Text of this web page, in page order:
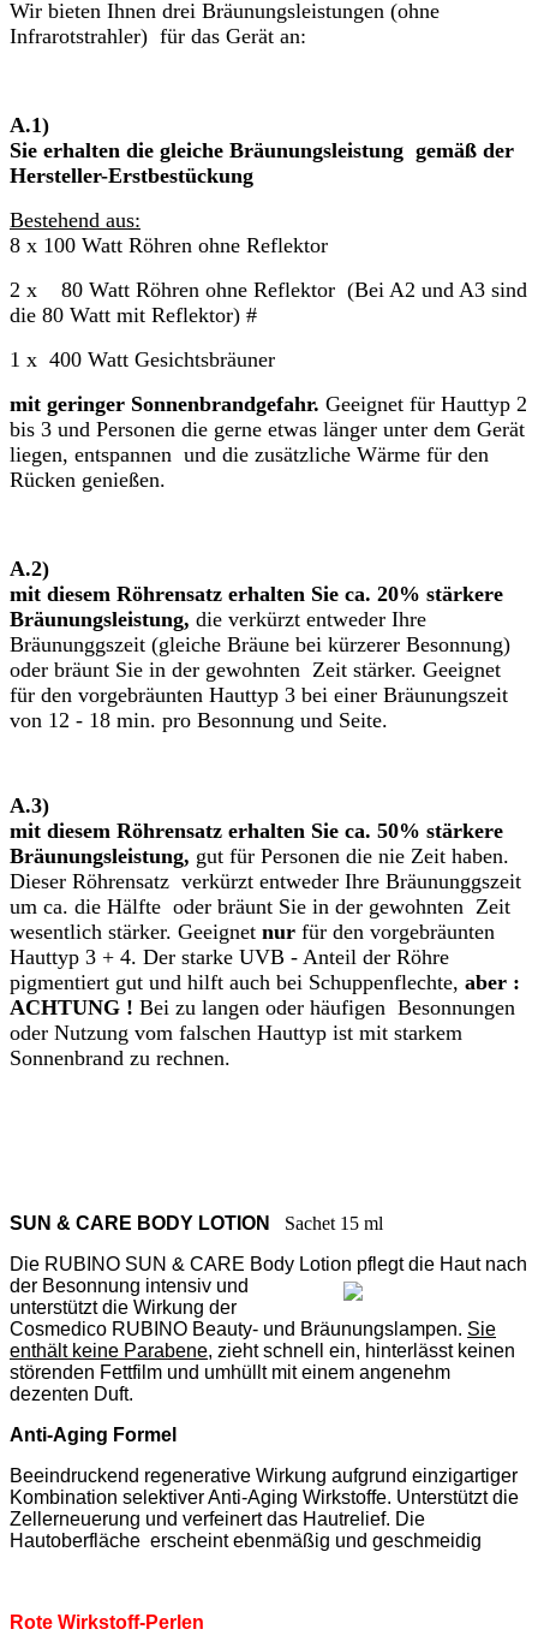
Wir bieten Ihnen drei Bräunungsleistungen (ohne
Infrarotstrahler) für das Gerät an:
Sie erhalten die gleiche Bräunungsleistung gemäß der
Hersteller-Erstbestückung
Bestehend aus:
8 x 100 Watt Röhren ohne Reflektor
2 x 80 Watt Röhren ohne Reflektor (Bei A2 und A3 sind
die 80 Watt mit Reflektor) #
1 x 400 Watt Gesichtsbräuner
mit geringer Sonnenbrandgefahr. Geeignet für Hauttyp 2
bis 3 und Personen die gerne etwas länger unter dem Gerät
liegen, entspannen und die zusätzliche Wärme für den
Rücken genießen.
A.2)
mit diesem Röhrensatz erhalten Sie ca. 20% stärkere
Bräunungsleistung, die verkürzt entweder Ihre
Bräununggszeit (gleiche Bräune bei kürzerer Besonnung)
oder bräunt Sie in der gewohnten Zeit stärker. Geeignet
für den vorgebräunten Hauttyp 3 bei einer Bräunungszeit
von 12 - 18 min. pro Besonnung und Seite.
A.3)
mit diesem Röhrensatz erhalten Sie ca. 50% stärkere
Bräunungsleistung, gut für Personen die nie Zeit haben.
Dieser Röhrensatz verkürzt entweder Ihre Bräununggszeit
um ca. die Hälfte oder bräunt Sie in der gewohnten Zeit
wesentlich stärker. Geeignet nur für den vorgebräunten
Hauttyp 3 + 4. Der starke UVB - Anteil der Röhre
pigmentiert gut und hilft auch bei Schuppenflechte, aber :
ACHTUNG ! Bei zu langen oder häufigen Besonnungen
oder Nutzung vom falschen Hauttyp ist mit starkem
Sonnenbrand zu rechnen.
SUN & CARE BODY LOTION
Sachet 15 ml
Die RUBINO SUN & CARE Body Lotion pflegt die Haut nach
der Besonnung intensiv und
unterstützt die Wirkung der
Cosmedico RUBINO Beauty- und Bräunungslampen. Sie
enthält keine Parabene, zieht schnell ein, hinterlässt keinen
störenden Fettfilm und umhüllt mit einem angenehm
dezenten Duft.
Anti-Aging Formel
Beeindruckend regenerative Wirkung aufgrund einzigartiger
Kombination selektiver Anti-Aging Wirkstoffe. Unterstützt die
Zellerneuerung und verfeinert das Hautrelief. Die
Hautoberfläche erscheint ebenmäßig und geschmeidig
Rote Wirkstoff-Perlen